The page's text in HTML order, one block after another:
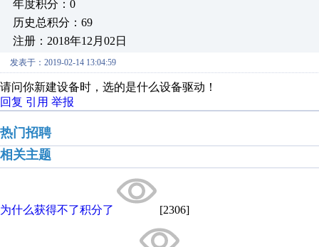
年度积分：0
历史总积分：69
注册：2018年12月02日
发表于：2019-02-14 13:04:59
请问你新建设备时，选的是什么设备驱动！
回复 引用 举报
热门招聘
相关主题
为什么获得不了积分了 [2306]